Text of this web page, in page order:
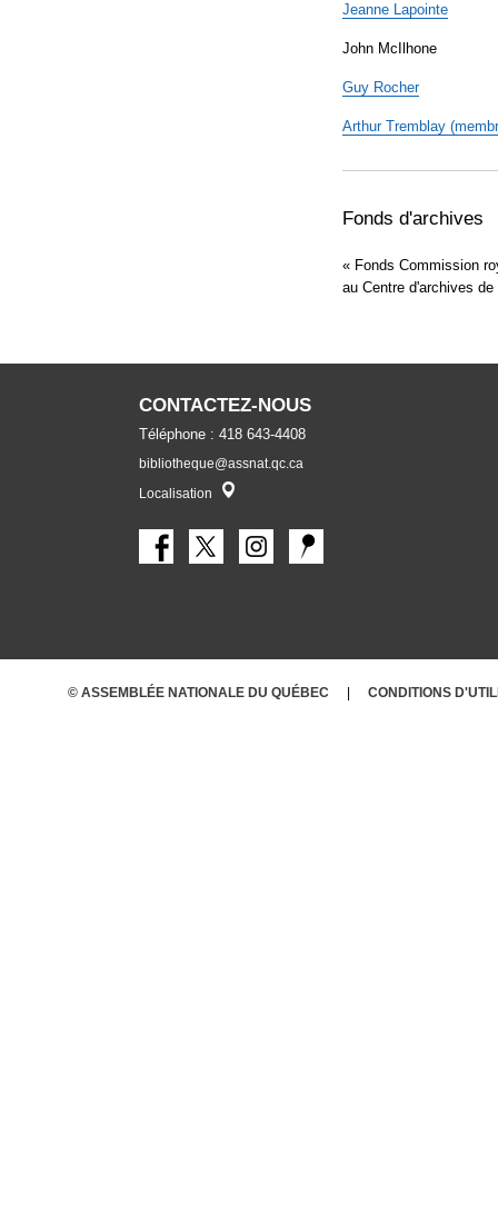
Jeanne Lapointe
John McIlhone
Guy Rocher
Arthur Tremblay (
Fonds d'archives
« Fonds Commission
au Centre d'archives
CONTACTEZ-NOUS
Téléphone : 418 643-4408
bibliotheque@assnat.qc.ca
Localisation
© ASSEMBLÉE NATIONALE DU QUÉBEC CONDITIONS